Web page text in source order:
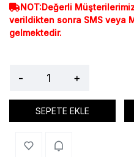
NOT:Değerli
verildikten sonra SMS veya
gelmektedir.
- +
SEPETE EKLE